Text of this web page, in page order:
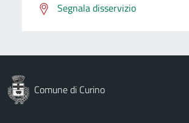
Segnala disservizio
Comune di Curino